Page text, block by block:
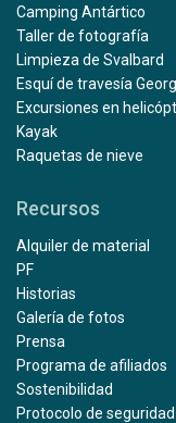
Camping Antártico
Taller de fotografía
Limpieza de Svalbard
Esquí de travesía
Excursiones en
Kayak
Raquetas de nieve
Recursos
Alquiler de material
PF
Historias
Galería de fotos
Prensa
Programa de afiliados
Sostenibilidad
Protocolo de seguridad